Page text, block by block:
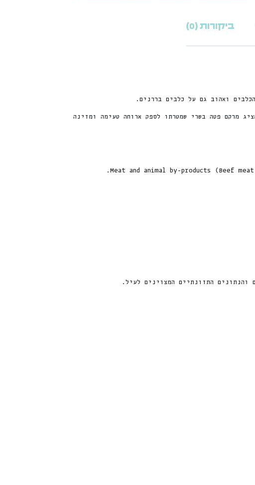
ביקורות (0)
החי ומציג מרקם פטה בשרי שמטרתו לספק ארוחה טעימה ומזינה
התזונתיים המצוינים לעיל.